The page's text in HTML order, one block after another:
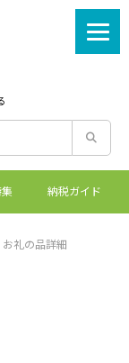
納税ガイド
お礼の品詳細